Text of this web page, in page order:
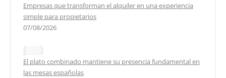
Empresas que transforman el alquiler en una experiencia
simple para propietarios
07/08/2026
El plato combinado mantiene su presencia fundamental en
las mesas españolas